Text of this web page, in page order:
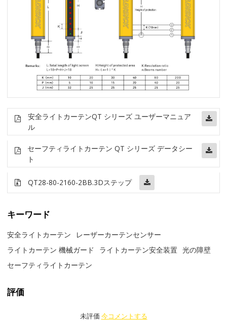
安全ライトカーテンQT シリーズ ユーザーマニュア
ル
セーフティライトカーテン QT シリーズ データシー
ト
QT28-80-2160-2BB.3Dステップ
キーワード
安全ライトカーテン
レーザーカーテンセンサー
ライトカーテン 機械ガード
ライトカーテン安全装置 光の障壁
セーフティライトカーテン
評価
未評価 今コメントする